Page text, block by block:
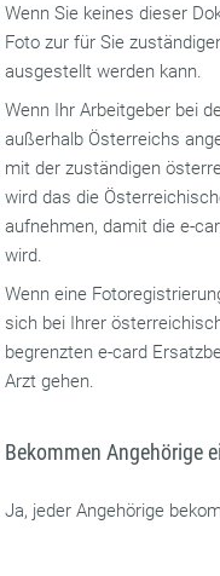
Wenn Sie keines dieser
Foto zur für Sie
ausgestellt werden kann.
Wenn Ihr Arbeitgeber bei
außerhalb Österreichs
mit der zuständigen
wird das die
aufnehmen, damit die e-
wird.
Wenn eine
sich bei Ihrer
begrenzten e-card
Arzt gehen.
Bekommen Angehörige
Ja, jeder Angehörige